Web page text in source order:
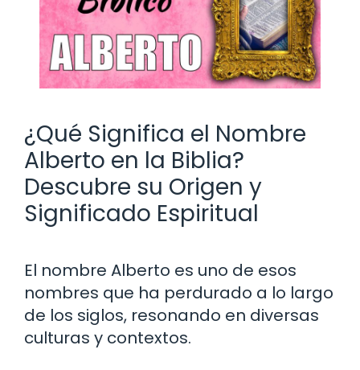
¿Qué Significa el Nombre
Alberto en la Biblia?
Descubre su Origen y
Significado Espiritual
El nombre Alberto es uno de esos
nombres que ha perdurado a lo largo
de los siglos, resonando en diversas
culturas y contextos.